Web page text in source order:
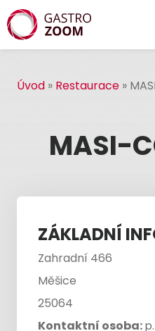
Úvod » Restaurace »
MASI-
ZÁKLADNÍ
Zahradní 466
Měšice
25064
Kontaktní osoba: